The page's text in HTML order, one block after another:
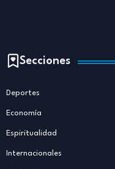
Secciones
Deportes
Economía
Espiritualidad
Internacionales